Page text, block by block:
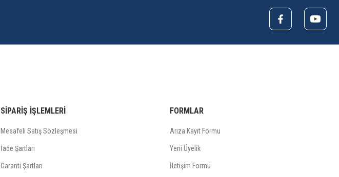
SİPARİŞ İŞLEMLERİ
Mesafeli Satış Sözleşmesi
İade Şartları
Garanti Şartları
FORMLAR
Arıza Kayıt Formu
Yeni Üyelik
İletişim Formu